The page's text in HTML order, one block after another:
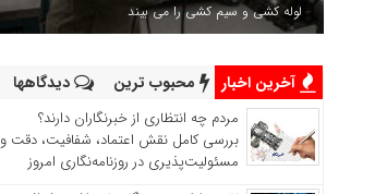
لوله کشی و سیم کشی را می بیند
آخرین اخبار محبوب ترین دیدگاهها
مردم چه انتظاری از خبرنگاران دارند؟
بررسی کامل نقش اعتماد، شفافیت، دقت و
مسئولیت‌پذیری در روزنامه‌نگاری امروز